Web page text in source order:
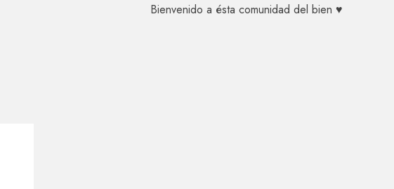
Bienvenido a ésta comunidad del bien ♥️